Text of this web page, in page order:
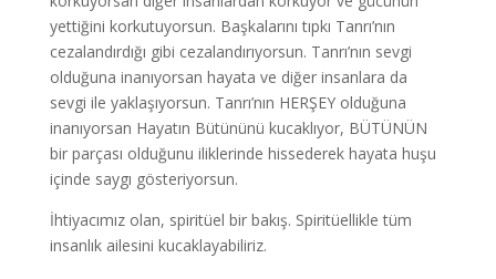
yettiğini korkutuyorsun. Başkalarını tıpkı Tanrı’nın
cezalandırdığı gibi cezalandırıyorsun. Tanrı’nın sevgi
olduğuna inanıyorsan hayata ve diğer insanlara da
sevgi ile yaklaşıyorsun. Tanrı’nın HERŞEY olduğuna
inanıyorsan Hayatın Bütününü kucaklıyor, BÜTÜNÜN
bir parçası olduğunu iliklerinde hissederek hayata huşu
içinde saygı gösteriyorsun.
İhtiyacımız olan, spiritüel bir bakış. Spiritüellikle tüm
insanlık ailesini kucaklayabiliriz.